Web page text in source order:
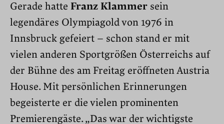
Gerade hatte Franz Klammer sein
legendäres Olympiagold von 1976 in
Innsbruck gefeiert – schon stand er mit
vielen anderen Sportgrößen Österreichs auf
der Bühne des am Freitag eröffneten Austria
House. Mit persönlichen Erinnerungen
begeisterte er die vielen prominenten
Premierengäste. „Das war der wichtigste